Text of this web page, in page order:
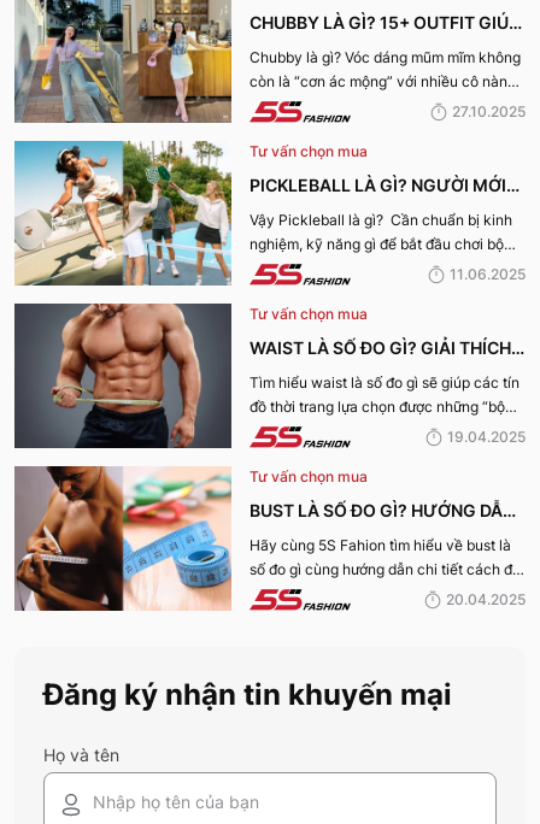
CHUBBY LÀ GÌ? 15+ OUTFIT GIÚP
CÔ NÀNG CHUBBY GIRL TỰ TIN
XUỐNG PHỐ
Chubby là gì? Vóc dáng mũm mĩm không
còn là “cơn ác mộng” với nhiều cô nàng
với 15+ outfit phối đồ cho chubby girl tự
27.10.2025
Tư vấn chọn mua
PICKLEBALL LÀ GÌ? NGƯỜI MỚI
CHƠI PICKLEBALL CẦN CHUẨN BỊ
NHỮNG GÌ?
Vậy Pickleball là gì? Cần chuẩn bị kinh
nghiệm, kỹ năng gì để bắt đầu chơi bộ
môn Pickleball này? Cùng 5S Fashion
11.06.2025
Tư vấn chọn mua
WAIST LÀ SỐ ĐO GÌ? GIẢI THÍCH
CHI TIẾT VỀ SỐ ĐO VÒNG EO
NAM, NỮ
Tìm hiểu waist là số đo gì sẽ giúp các tín
đồ thời trang lựa chọn được những “bộ
cánh” vừa vặn nhất với bản thân cũng
nhất!
19.04.2025
Tư vấn chọn mua
BUST LÀ SỐ ĐO GÌ? HƯỚNG DẪN
CHI TIẾT CÁCH ĐO VÒNG NGỰC
CHUẨN XÁC NHẤT
Hãy cùng 5S Fahion tìm hiểu về bust là
số đo gì cùng hướng dẫn chi tiết cách đo
vòng ngực chuẩn xác cho các tín đồ thời
20.04.2025
Đăng ký nhận tin khuyến mại
Họ và tên